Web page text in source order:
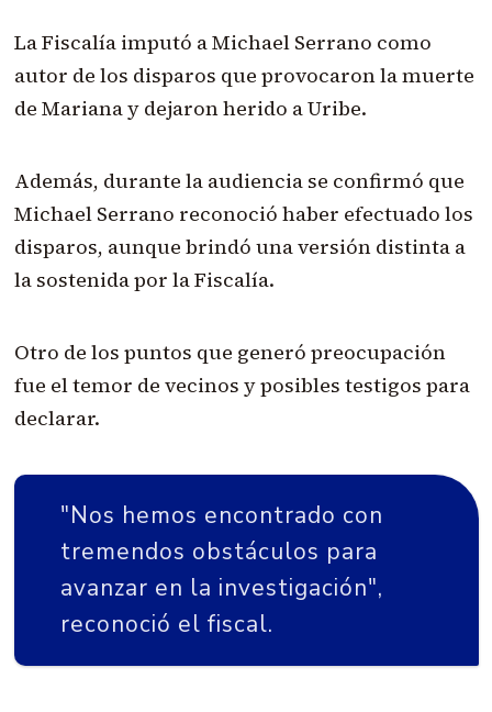
La Fiscalía imputó a Michael Serrano como
autor de los disparos que provocaron la muerte
de Mariana y dejaron herido a Uribe.
Además, durante la audiencia se confirmó que
Michael Serrano reconoció haber efectuado los
disparos, aunque brindó una versión distinta a
la sostenida por la Fiscalía.
Otro de los puntos que generó preocupación
fue el temor de vecinos y posibles testigos para
declarar.
"Nos hemos encontrado con
tremendos obstáculos para
avanzar en la investigación",
reconoció el fiscal.